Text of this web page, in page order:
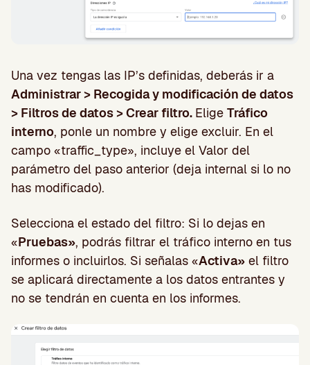
Una vez tengas las IP’s definidas, deberás ir a
Administrar > Recogida y modificación de datos
> Filtros de datos > Crear filtro. Elige Tráfico
interno, ponle un nombre y elige excluir. En el
campo «traffic_type», incluye el Valor del
parámetro del paso anterior (deja internal si lo no
has modificado).
Selecciona el estado del filtro: Si lo dejas en
«Pruebas», podrás filtrar el tráfico interno en tus
informes o incluirlos. Si señalas «Activa» el filtro
se aplicará directamente a los datos entrantes y
no se tendrán en cuenta en los informes.